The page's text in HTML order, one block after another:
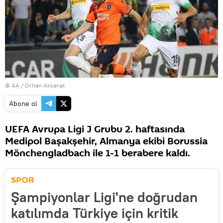
© AA / Orhan Akkanat
Abone ol
UEFA Avrupa Ligi J Grubu 2. haftasında
Medipol Başakşehir, Almanya ekibi Borussia
Mönchengladbach ile 1-1 berabere kaldı.
SPOR
Şampiyonlar Ligi'ne doğrudan
katılımda Türkiye için kritik